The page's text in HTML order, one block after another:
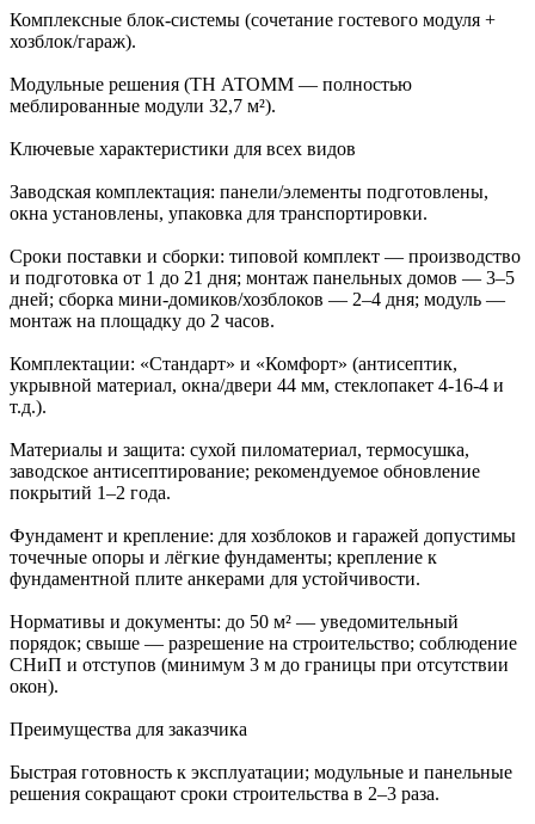
Комплексные блок‑системы (сочетание гостевого модуля +
хозблок/гараж).
Модульные решения (ТН АТОММ — полностью
меблированные модули 32,7 м²).
Ключевые характеристики для всех видов
Заводская комплектация: панели/элементы подготовлены,
окна установлены, упаковка для транспортировки.
Сроки поставки и сборки: типовой комплект — производство
и подготовка от 1 до 21 дня; монтаж панельных домов — 3–5
дней; сборка мини‑домиков/хозблоков — 2–4 дня; модуль —
монтаж на площадку до 2 часов.
Комплектации: «Стандарт» и «Комфорт» (антисептик,
укрывной материал, окна/двери 44 мм, стеклопакет 4‑16‑4 и
т.д.).
Материалы и защита: сухой пиломатериал, термосушка,
заводское антисептирование; рекомендуемое обновление
покрытий 1–2 года.
Фундамент и крепление: для хозблоков и гаражей допустимы
точечные опоры и лёгкие фундаменты; крепление к
фундаментной плите анкерами для устойчивости.
Нормативы и документы: до 50 м² — уведомительный
порядок; свыше — разрешение на строительство; соблюдение
СНиП и отступов (минимум 3 м до границы при отсутствии
окон).
Преимущества для заказчика
Быстрая готовность к эксплуатации; модульные и панельные
решения сокращают сроки строительства в 2–3 раза.